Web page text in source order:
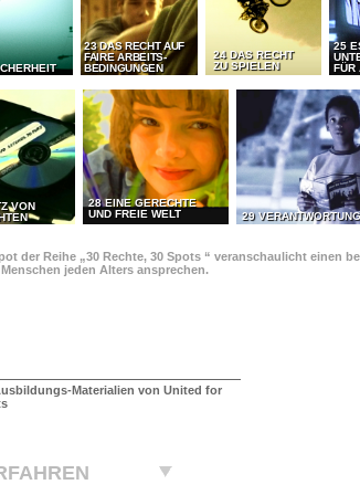
23 DAS RECHT AUF
FAIRE ARBEITS-
BEDINGUNGEN
24 DAS RECHT
ZU SPIELEN
25
FÜR
VON
28 EINE GERECHTE
UND FREIE WELT
29 VERANTWORTUNG
der Reihe „30 Rechte, 30 Spots “ veranschaulicht einen
jeden Alters ansprechen.
Materialien von United for